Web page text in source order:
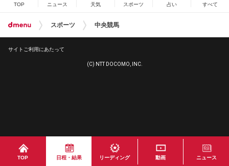
TOP 日程・結果 リーディング 動画 ニュース
TOP ニュース 天気 スポーツ 占い すべて
スポーツ 中央競馬
サイトご利用にあたって
(C) NTT DOCOMO, INC.